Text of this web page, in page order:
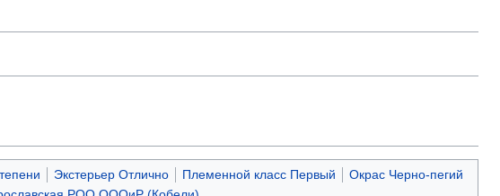
Экстерьер Отлично Племенной класс Первый
Окрас Черно-пегий